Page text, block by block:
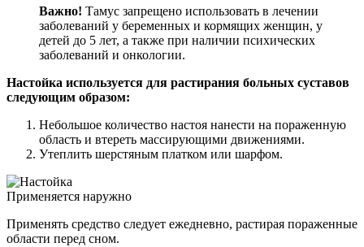
Важно! Тамус запрещено использовать в лечении
заболеваний у беременных и кормящих женщин, у
детей до 5 лет, а также при наличии психических
заболеваний и онкологии.
Настойка используется для растирания больных суставов
следующим образом:
Небольшое количество настоя нанести на пораженную
область и втереть массирующими движениями.
Утеплить шерстяным платком или шарфом.
Применяется наружно
Применять средство следует ежедневно, растирая пораженные
области перед сном.